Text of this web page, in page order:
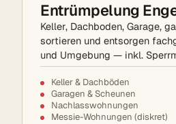
Entrümpelung
Keller, Dachboden, Garage,
sortieren und entsorgen
und Umgebung — inkl.
Keller & Dachböden
Garagen & Scheunen
Nachlasswohnungen
Messie-Wohnungen (diskret)